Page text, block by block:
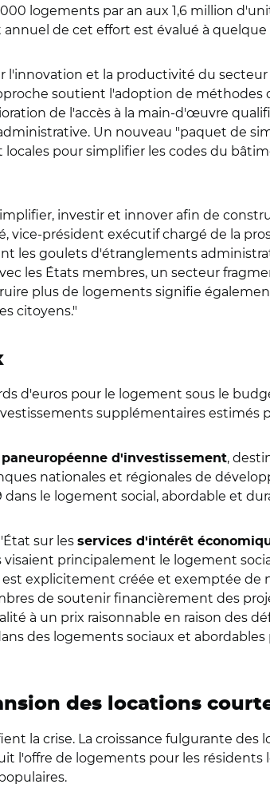
logements par an aux 1,6 million
de cet effort est évalué à quelque
et la productivité du secteur
soutient l'adoption de méthodes
de l'accès à la main-d'œuvre
Un nouveau "paquet de
pour simplifier les codes du
investir et innover afin de
vice-président exécutif chargé de la
les goulets d'étranglements
les États membres, un secteur
plus de logements signifie
citoyens."
d'euros pour le logement sous le
supplémentaires estimés
paneuropéenne d'investissement,
nationales et régionales de
le logement social, abordable et
sur les services d'intérêt
principalement le logement
explicitement créée et exemptée de
de soutenir financièrement des
à un prix raisonnable en raison des
des logements sociaux et
des locations
la crise. La croissance fulgurante des
l'offre de logements pour les résidents